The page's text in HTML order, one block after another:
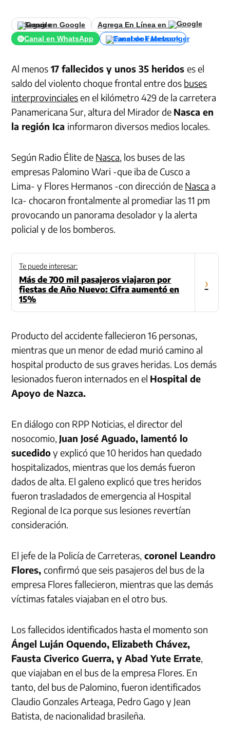
Seguir en Google
Agrega En Línea en
Canal en WhatsApp
Canal de Facebook
Al menos 17 fallecidos y unos 35 heridoses el
saldo del violento choque frontal entre dos buses
interprovincialesen el kilómetro 429 de la carretera
Panamericana Sur, altura del Mirador de Nasca en
la región Ica informaron diversos medios locales.
Según Radio Élite de Nasca, los buses de las
empresas Palomino Wari -que iba de Cusco a
Lima- y Flores Hermanos -con dirección de Nasca a
Ica- chocaron frontalmente al promediar las 11 pm
provocando un panorama desolador y la alerta
policial y de los bomberos.
Te puede interesar:
Más de 700 mil pasajeros viajaron por
fiestas de Año Nuevo: Cifra aumentó en
15%
›
Producto del accidente fallecieron 16 personas,
mientras que un menor de edad murió camino al
hospital producto de sus graves heridas. Los demás
lesionados fueron internados en el Hospital de
Apoyo de Nazca.
En diálogo con RPP Noticias, el director del
nosocomio, Juan José Aguado, lamentó lo
sucedidoy explicó que 10 heridos han quedado
hospitalizados, mientras que los demás fueron
dados de alta. El galeno explicó que tres heridos
fueron trasladados de emergencia al Hospital
Regional de Ica porque sus lesiones revertían
consideración.
El jefe de la Policía de Carreteras, coronel Leandro
Flores,confirmó que seis pasajeros del bus de la
empresa Flores fallecieron, mientras que las demás
víctimas fatales viajaban en el otro bus.
Los fallecidos identificados hasta el momento son
Ángel Luján Oquendo, Elizabeth Chávez,
Fausta Civerico Guerra, y Abad Yute Errate,
que viajaban en el bus de la empresa Flores. En
tanto, del bus de Palomino, fueron identificados
Claudio Gonzales Arteaga, Pedro Gago y Jean
Batista, de nacionalidad brasileña.